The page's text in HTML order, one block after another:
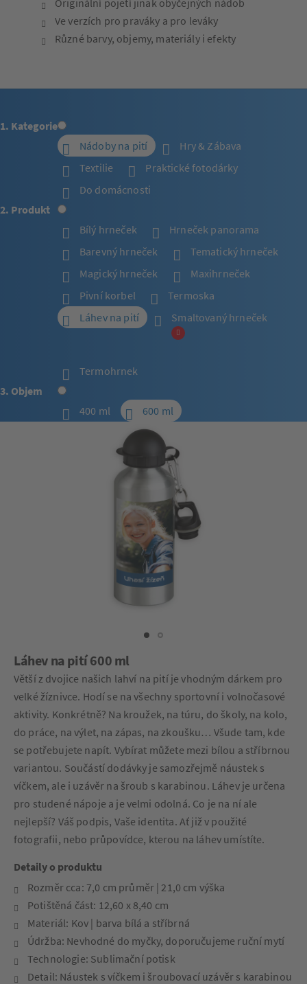
Ve verzích pro praváky a pro leváky
Různé barvy, objemy, materiály i efekty
1. Kategorie
Nádoby na pití
Hry & Zábava
Textilie
Praktické fotodárky
Do domácnosti
2. Produkt
Bílý hrneček
Hrneček panorama
Barevný hrneček
Tematický hrneček
Magický hrneček
Maxihrneček
Pivní korbel
Termoska
Láhev na pití
Smaltovaný hrneček
Termohrnek
3. Objem
400 ml
600 ml
Láhev na pití 600 ml
Větší z dvojice našich lahví na pití je vhodným dárkem pro
velké žíznivce. Hodí se na všechny sportovní i volnočasové
aktivity. Konkrétně? Na kroužek, na túru, do školy, na kolo,
do práce, na výlet, na zápas, na zkoušku… Všude tam, kde
se potřebujete napít. Vybírat můžete mezi bílou a stříbrnou
variantou. Součástí dodávky je samozřejmě náustek s
víčkem, ale i uzávěr na šroub s karabinou. Láhev je určena
pro studené nápoje a je velmi odolná. Co je na ní ale
nejlepší? Váš podpis, Vaše identita. Ať již v použité
fotografii, nebo průpovídce, kterou na láhev umístíte.
Detaily o produktu
Rozměr cca: 7,0 cm průměr | 21,0 cm výška
Potištěná část: 12,60 x 8,40 cm
Materiál: Kov | barva bílá a stříbrná
Údržba: Nevhodné do myčky, doporučujeme ruční mytí
Technologie: Sublimační potisk
Detail: Náustek s víčkem i šroubovací uzávěr s karabinou